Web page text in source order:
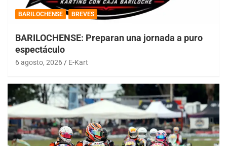
BARILOCHENSE BREVES
BARILOCHENSE: Preparan una jornada a puro
espectáculo
6 agosto, 2026 E-Kart